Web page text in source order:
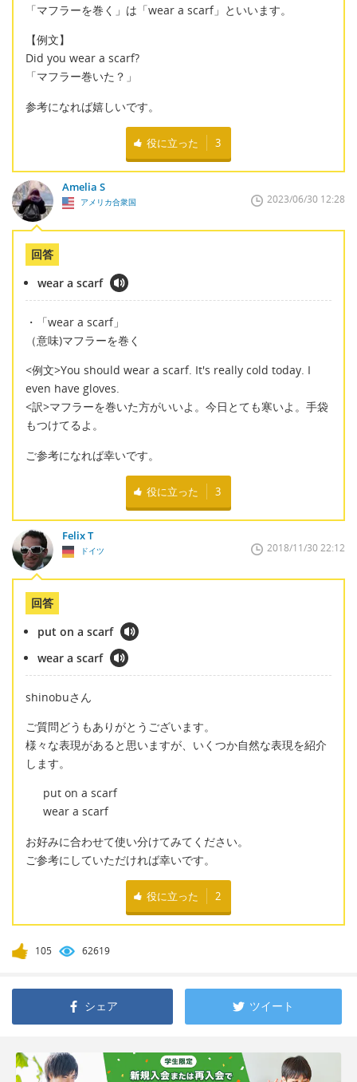
「マフラーを巻く」は「wear a scarf」といいます。
【例文】
Did you wear a scarf?
「マフラー巻いた？」
参考になれば嬉しいです。
役に立った 3
Amelia S
アメリカ合衆国 2023/06/30 12:28
回答
wear a scarf
・「wear a scarf」
（意味)マフラーを巻く
<例文>You should wear a scarf. It's really cold today. I
even have gloves.
<訳>マフラーを巻いた方がいいよ。今日とても寒いよ。手袋
もつけてるよ。
ご参考になれば幸いです。
役に立った 3
Felix T
ドイツ 2018/11/30 22:12
回答
put on a scarf
wear a scarf
shinobuさん
ご質問どうもありがとうございます。
様々な表現があると思いますが、いくつか自然な表現を紹介
します。
put on a scarf
wear a scarf
お好みに合わせて使い分けてみてください。
ご参考にしていただければ幸いです。
役に立った 2
105 62619
シェア ツイート